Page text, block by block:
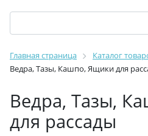
Главная страница
Каталог
Ведра, Тазы, Кашпо, Ящики для
Ведра, Тазы,
для рассады